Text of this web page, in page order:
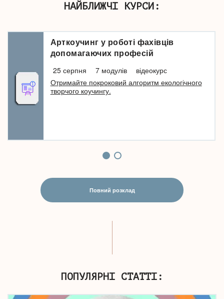
НАЙБЛИЖЧІ КУРСИ:
Арткоучинг у роботі фахівців
допомагаючих професій
25 серпня 7 модулів
відеокурс
Отримайте покроковий алгоритм екологічного
творчого коучингу.
Повний розклад
ПОПУЛЯРНІ СТАТТІ: